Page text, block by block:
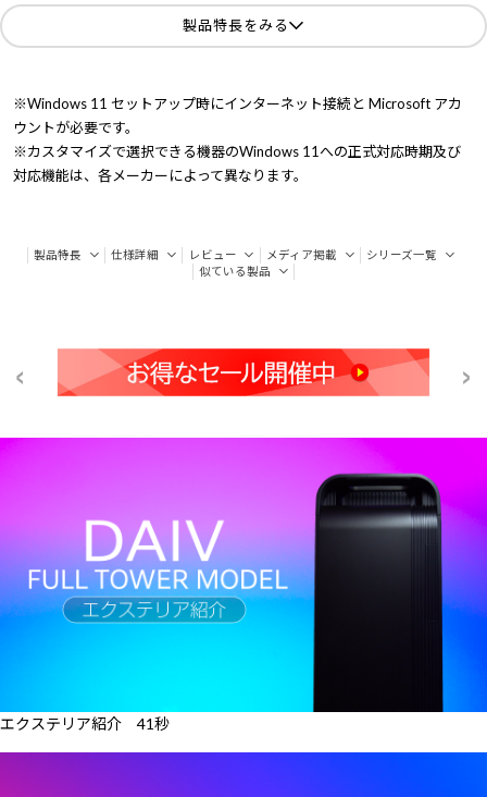
製品特長をみる
※Windows 11 セットアップ時にインターネット接続と Microsoft アカ
ウントが必要です。
※カスタマイズで選択できる機器のWindows 11への正式対応時期及び
対応機能は、各メーカーによって異なります。
製品特長 仕様詳細 レビュー メディア掲載
シリーズ一覧
似ている製品
エクステリア紹介 41秒